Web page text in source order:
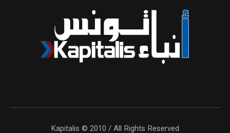
Kapitalis © 2010 / All Rights Reserved